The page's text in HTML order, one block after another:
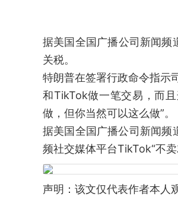
据美国全国广播公司新闻
关税。
特朗普在签署行政命令指示
和TikTok做一笔交易，而
做，但你当然可以这么做”。
据美国全国广播公司新闻
频社交媒体平台TikTok“不卖
声明：该文仅代表作者本人